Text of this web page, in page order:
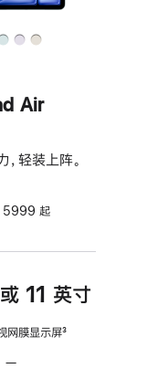
Air
，轻装上阵。
5999 起
11 英寸
网膜显示屏3
—